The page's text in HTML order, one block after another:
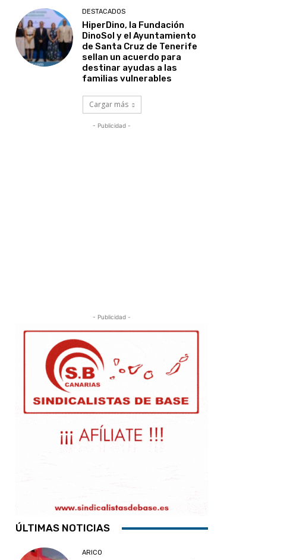
DESTACADOS
HiperDino, la Fundación
DinoSol y el Ayuntamiento
de Santa Cruz de Tenerife
sellan un acuerdo para
destinar ayudas a las
familias vulnerables
Cargar más
- Publicidad -
- Publicidad -
ÚLTIMAS NOTICIAS
ARICO